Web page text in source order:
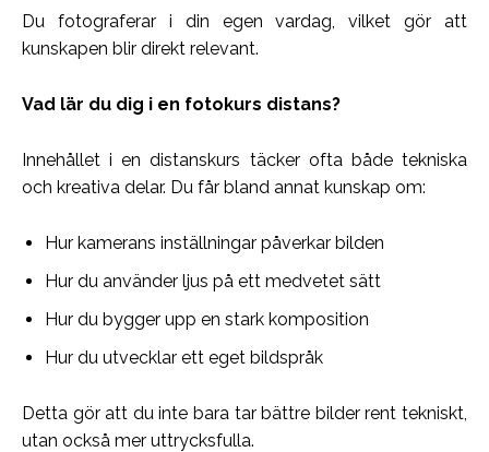
Du fotograferar i din egen vardag, vilket gör att
kunskapen blir direkt relevant.
Vad lär du dig i en fotokurs distans?
Innehållet i en distanskurs täcker ofta både tekniska
och kreativa delar. Du får bland annat kunskap om:
Hur kamerans inställningar påverkar bilden
Hur du använder ljus på ett medvetet sätt
Hur du bygger upp en stark komposition
Hur du utvecklar ett eget bildspråk
Detta gör att du inte bara tar bättre bilder rent tekniskt,
utan också mer uttrycksfulla.